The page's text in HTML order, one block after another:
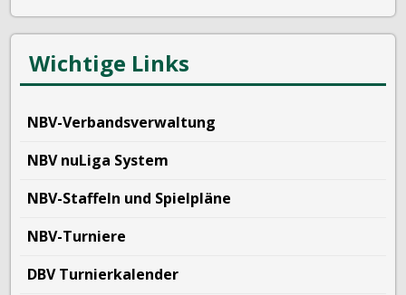
Wichtige Links
NBV-Verbandsverwaltung
NBV nuLiga System
NBV-Staffeln und Spielpläne
NBV-Turniere
DBV Turnierkalender